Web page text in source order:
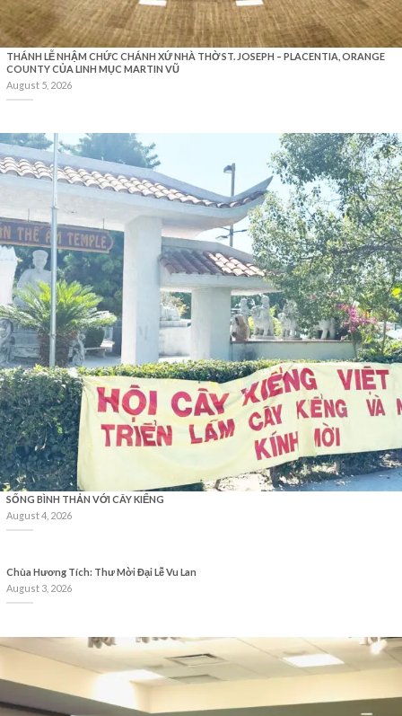
THÁNH LỄ NHẬM CHỨC CHÁNH XỨ NHÀ THỜ ST. JOSEPH – PLACENTIA, ORANGE
COUNTY CỦA LINH MỤC MARTIN VŨ
August 5, 2026
SỐNG BÌNH THẢN VỚI CÂY KIỂNG
August 4, 2026
Chùa Hương Tích: Thư Mời Đại Lễ Vu Lan
August 3, 2026